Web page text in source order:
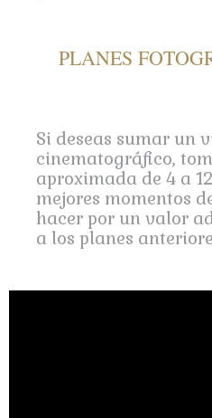
PLANES
Si deseas sumar un
cinematográfico,
aproximada de 4 a
mejores momentos
hacer por un valor
a los planes